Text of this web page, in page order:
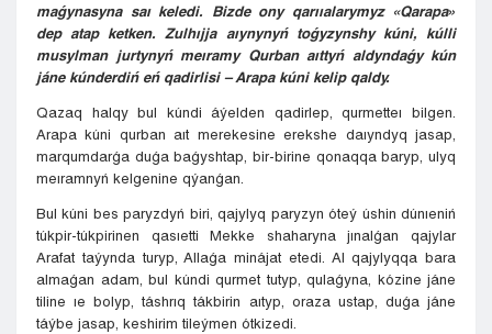
maǵynasyna saı keledi. Bizde ony qarııalarymyz «Qarapa»
dep atap ketken. Zulhıjja aıynynyń toǵyzynshy kúni, kúlli
musylman jurtynyń meıramy Qurban aıttyń aldyndaǵy kún
jáne kúnderdiń eń qadirlisi – Arapa kúni kelip qaldy.
Qazaq halqy bul kúndi áýelden qadirlep, qurmetteı bilgen.
Arapa kúni qurban aıt merekesine erekshe daıyndyq jasap,
marqumdarǵa duǵa baǵyshtap, bir-birine qonaqqa baryp, ulyq
meıramnyń kelgenine qýanǵan.
Bul kúni bes paryzdyń biri, qajylyq paryzyn óteý úshin dúnıeniń
túkpir-túkpirinen qasıetti Mekke shaharyna jınalǵan qajylar
Arafat taýynda turyp, Allaǵa minájat etedi. Al qajylyqqa bara
almaǵan adam, bul kúndi qurmet tutyp, qulaǵyna, kózine jáne
tiline ıe bolyp, táshrıq tákbirin aıtyp, oraza ustap, duǵa jáne
táýbe jasap, keshirim tileýmen ótkizedi.